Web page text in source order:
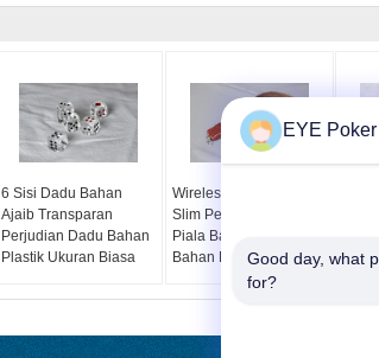
6 Sisi Dadu Bahan
Ajaib Transparan
Perjudian Dadu Bahan
Plastik Ukuran Biasa
Wireless Pengisian
Slim Perspektif Dadu
Piala Batok Kelapa
Bahan Disesuaikan
EYE Poker
Good day, what
for?